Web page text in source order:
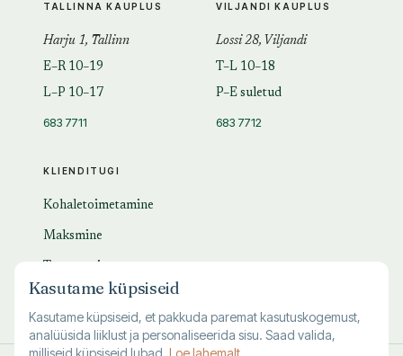
KLIENDITUGI
Kohaletoimetamine
Maksmine
KKK
TALLINNA KAUPLUS
Harju 1, Tallinn
E–R 10–19
L–P 10–17
683 7711
VILJANDI KAUPLUS
Lossi 28, Viljandi
T–L 10–18
P–E suletud
683 7712
Kasutame küpsiseid
Kasutame küpsiseid, et pakkuda paremat kasutuskogemust,
analüüsida liiklust ja personaliseerida sisu. Saad valida,
milliseid küpsiseid lubad. Loe lahemalt